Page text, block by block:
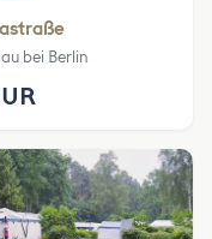
bei Berlin